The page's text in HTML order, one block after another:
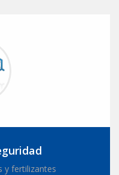
y fertilizantes